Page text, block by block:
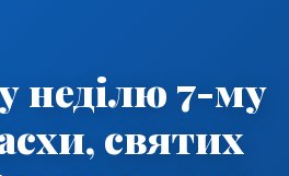
неділю 7-му
святих